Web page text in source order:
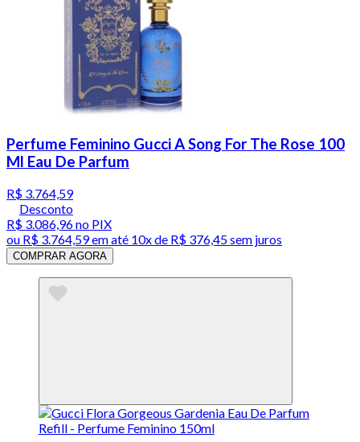
Perfume Feminino Gucci A Song For The Rose 100
Ml Eau De Parfum
R$ 3.764,59
Desconto
R$ 3.086,96no PIX
ou R$ 3.764,59em até 10x de R$ 376,45 sem juros
COMPRAR AGORA